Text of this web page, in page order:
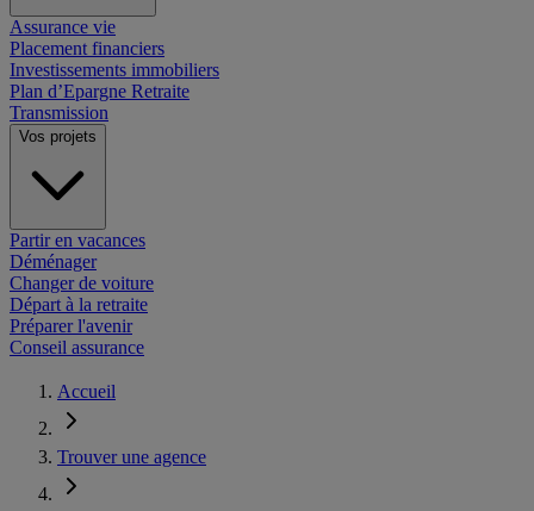
Assurance vie
Placement financiers
Investissements immobiliers
Plan d’Epargne Retraite
Transmission
Vos projets
Partir en vacances
Déménager
Changer de voiture
Départ à la retraite
Préparer l'avenir
Conseil assurance
Accueil
Trouver une agence